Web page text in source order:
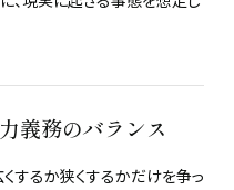
義務のバランス
するか狭くするかだけを争っ